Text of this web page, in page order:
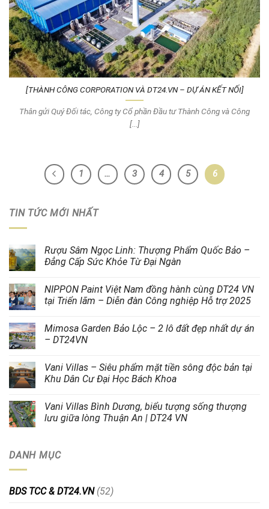
[THÀNH CÔNG CORPORATION VÀ DT24.VN – DỰ ÁN KẾT NỐI]
Thân gửi Quý Đối tác, Công ty Cổ phần Đầu tư Thành Công và Công
[...]
1 … 3 4 5 6
TIN TỨC MỚI NHẤT
Rượu Sâm Ngọc Linh: Thượng Phẩm Quốc Bảo –
Đẳng Cấp Sức Khỏe Từ Đại Ngàn
NIPPON Paint Việt Nam đồng hành cùng DT24 VN
tại Triển lãm – Diễn đàn Công nghiệp Hỗ trợ 2025
Mimosa Garden Bảo Lộc – 2 lô đất đẹp nhất dự án
– DT24VN
Vani Villas – Siêu phẩm mặt tiền sông độc bản tại
Khu Dân Cư Đại Học Bách Khoa
Vani Villas Bình Dương, biểu tượng sống thượng
lưu giữa lòng Thuận An | DT24 VN
DANH MỤC
BDS TCC & DT24.VN(52)